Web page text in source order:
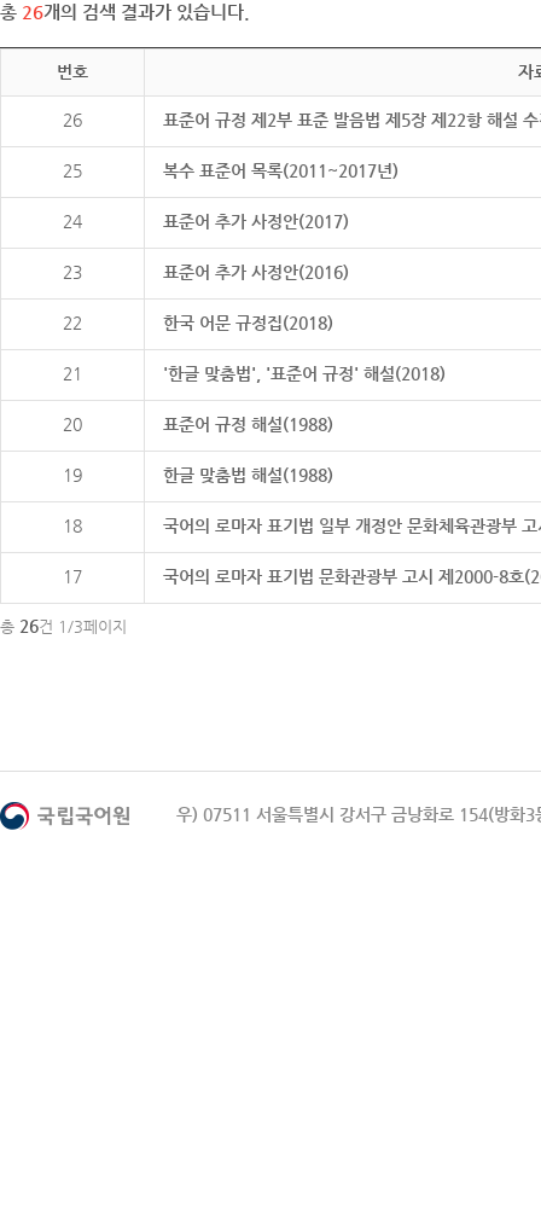
총 26개의 검색 결과가 있습니다.
번호 자
26 표준어 규정 제2부 표준 발음법 제5장 제22항 해설
25 복수 표준어 목록(2011~2017년)
24 표준어 추가 사정안(2017)
23 표준어 추가 사정안(2016)
22 한국 어문 규정집(2018)
21 '한글 맞춤법', '표준어 규정' 해설(2018)
20 표준어 규정 해설(1988)
19 한글 맞춤법 해설(1988)
18 국어의 로마자 표기법 일부 개정안 문화체육관광부
17 국어의 로마자 표기법 문화관광부 고시 제2000-8호
총 26건 1/3페이지
우) 07511 서울특별시 강서구 금낭화로 154(방화3